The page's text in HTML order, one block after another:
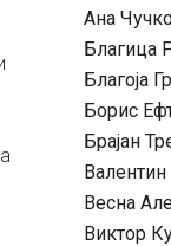
Ана
Благица
Благоја
Борис
Брајан
Весна
Виктор